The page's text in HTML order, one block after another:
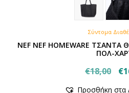
Σύντομα
NEF NEF HOMEWARE
ΠΟΛ-
€18,00 €
Προσθήκη στα